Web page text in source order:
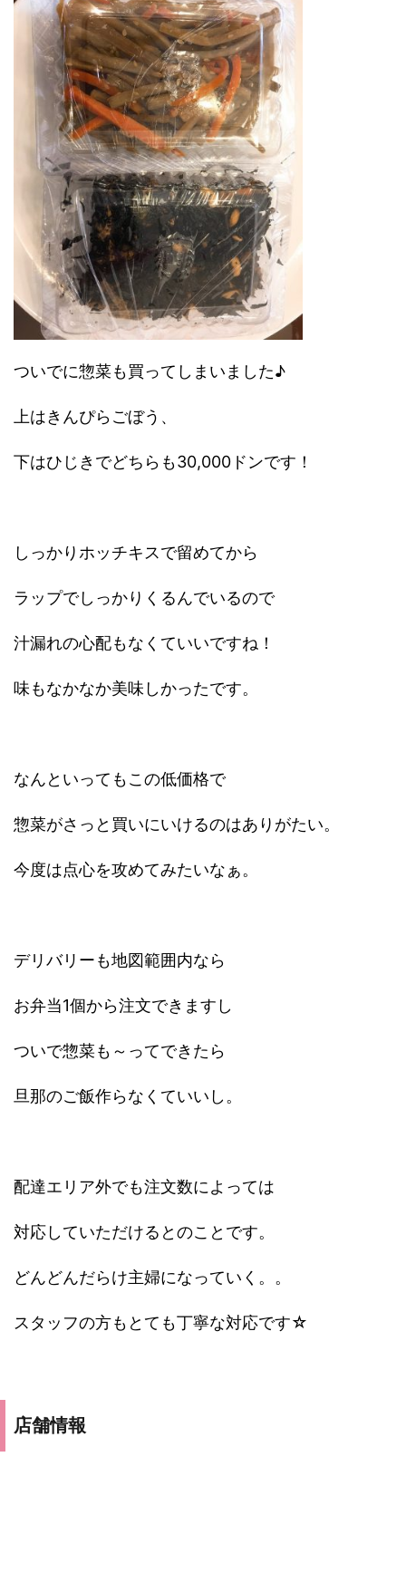
ついでに惣菜も買ってしまいました♪
上はきんぴらごぼう、
下はひじきでどちらも30,000ドンです！
しっかりホッチキスで留めてから
ラップでしっかりくるんでいるので
汁漏れの心配もなくていいですね！
味もなかなか美味しかったです。
なんといってもこの低価格で
惣菜がさっと買いにいけるのはありがたい。
今度は点心を攻めてみたいなぁ。
デリバリーも地図範囲内なら
お弁当1個から注文できますし
ついで惣菜も～ってできたら
旦那のご飯作らなくていいし。
配達エリア外でも注文数によっては
対応していただけるとのことです。
どんどんだらけ主婦になっていく。。
スタッフの方もとても丁寧な対応です☆
店舗情報